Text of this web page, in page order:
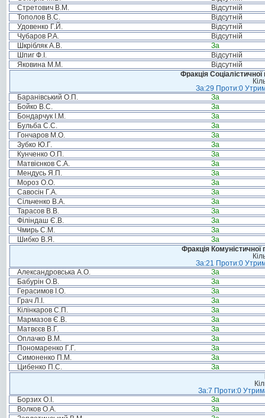
Стретович В.М.
Відсутній
Тополов В.С.
Відсутній
Удовенко Г.Й.
Відсутній
Чубаров Р.А.
Відсутній
Шкрібляк А.В.
За
Шпиг Ф.І.
Відсутній
Яковина М.М.
Відсутній
Фракція Соціалістичної
За:29 Проти:0
Баранівський О.П.
За
Бойко В.С.
За
Бондарчук І.М.
За
Бульба С.С.
За
Гончаров М.О.
За
Зубко Ю.Г.
За
Кунченко О.П.
За
Матвієнков С.А.
За
Мендусь Я.П.
За
Мороз О.О.
За
Савосін Г.А.
За
Сільченко В.А.
За
Тарасов В.В.
За
Філіндаш Є.В.
За
Чмирь С.М.
За
Шибко В.Я.
За
Фракція Комуністичної
За:21 Проти:0
Александровська А.О.
За
Бабурін О.В.
За
Герасимов І.О.
За
Грач Л.І.
За
Кілінкаров С.П.
За
Мармазов Є.В.
За
Матвєєв В.Г.
За
Оплачко В.М.
За
Пономаренко Г.Г.
За
Симоненко П.М.
За
Цибенко П.С.
За
За:7 Проти:0
Борзих О.І.
За
Волков О.А.
За